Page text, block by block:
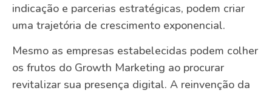
indicação e parcerias estratégicas, podem criar
uma trajetória de crescimento exponencial.
Mesmo as empresas estabelecidas podem colher
os frutos do Growth Marketing ao procurar
revitalizar sua presença digital. A reinvenção da